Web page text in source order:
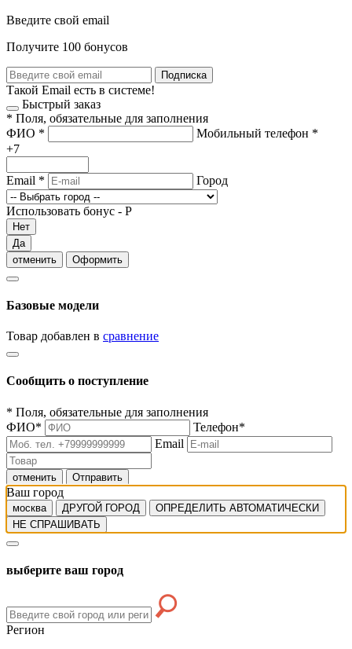
Введите свой email
Получите 100 бонусов
Подписка
Такой Email есть в системе!
Быстрый заказ
* Поля, обязательные для заполнения
ФИО * Мобильный телефон *
+7
Email * Город
Использовать бонус - Р
Нет
Да
отменить
Оформить
Базовые модели
Товар добавлен в сравнение
Сообщить о поступление
* Поля, обязательные для заполнения
ФИО* Телефон*
Email
отменить Отправить
Ваш город
москва ДРУГОЙ ГОРОД
ОПРЕДЕЛИТЬ АВТОМАТИЧЕСКИ
НЕ СПРАШИВАТЬ
выберите ваш город
Регион